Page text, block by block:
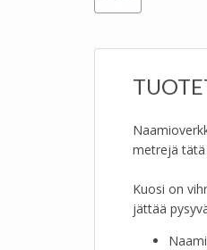
metrejä tätä
Kuosi on
jättää